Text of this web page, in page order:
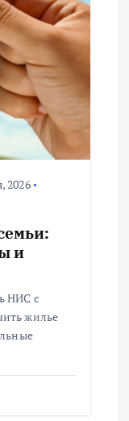
2026
и
НИС с
жилье